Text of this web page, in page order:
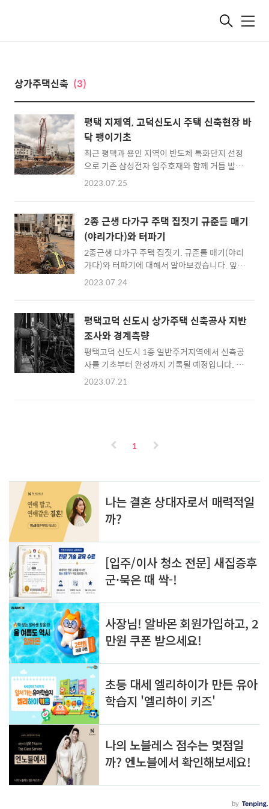
메
상가주택신축 (3)
평택 지제역, 고덕신도시 주택 신축현장 바
닥 팽이기초
최근 평택과 용인 지역이 반도체 특화단지 선정
으로 기존 삼성전자 입주호재와 함께 거듭 발전
되는 신도시로 많이 알려지고 있는 가운데 평택
장은 평택 고덕신도시 예술의 전당이 들어설 위
치와 아주 근접한 위치로 추후 상가 임대수익 면
에서 큰 장점입니다. 바닥기초공사 종류 오늘 현
장 작업은 바닥 중 가장 하층부 기초공사입니다.
바닥 기초공사에는 다양한 공법이 있지만 4층
까지만 신축이 진행되는 해당현장에는 줄기초
으로 토지높이가 정상 높이(레벨)로 오랜 시간
전부터 형성된 곳(다져진 땅)이거나 신축하려는
건축물의 높이가 낮을 때 사용하는 바..
2023.07.25
2종 근생 다가구 주택 집짓기 규준틀 매기
(야리가다)와 터파기
2종근생 다가구 주택 집짓기. 규준틀 매기(야리
가다)와 터파기에 대해서 알아보겠습니다. 앞서
소개해 드렸던 지반조사와 경계측량에 대한 내
다. 다가구 주택 집짓기 기초공사 준비 야리가다
(규준틀 매기) 공사 현장에서 많이쓰는 용어인
야리가다는 한국식 용어로 규준틀 매기 입니다.
아마도 한국어 용어가 현장에서는 많이 안쓰이
다보니 어색한 분들이 많으실텐데요. 규준틀은
토지에 건물의 기둥과 벽체가 들어설 자리에 표
다. 이때 땅위에 기둥을 박고 실을 당겨 ..
2023.07.24
평택고덕 신도시 상가주택 신축공사 지반
조사와 경계측량
평택고덕 신도시 1종 일반주거지역에서 신축공
사를 기초부터 완성까지 기록될 예정입니다. 토
지를 보유한 예빈 건축주 분들을 위하여 실제 공
(레벨)를 맞추기 위해 되메우기 한 토지 등 다양
한 상태의 토지로 구분되기 때문에 토지의 지반
의 방향을 설정합니다. 평택고덕 상가주택 신축
로 지질구조와 지반상태를 확인하는 작업입니
다. 지반조사를 통해서 기초공사의 방향성을 설
정합니다. 2. 경계측량 신축공사가 진행될 현장
은 지반조사를 통해서 확인된 결과 되메우기
한..
2023.07.21
1